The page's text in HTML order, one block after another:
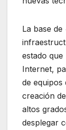
La base de
estado
Internet,
de equipos
creación
altos
desplegar